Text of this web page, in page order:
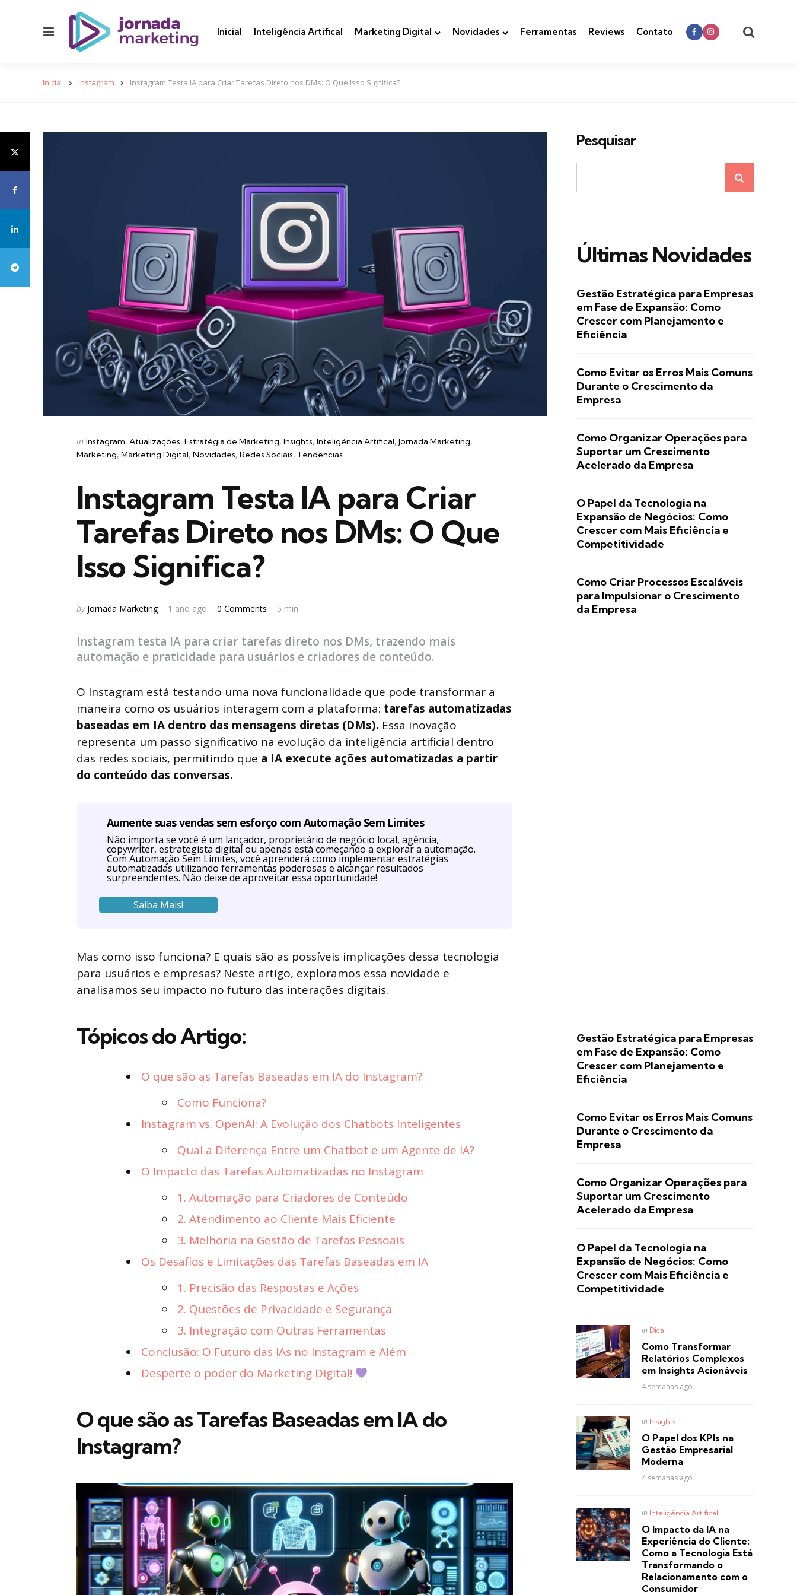
Inicial Inteligência Artifical Marketing Digital Novidades Ferramentas Reviews Contato
Inicial Instagram Instagram Testa IA para Criar Tarefas Direto nos DMs: O Que Isso Significa?
Categories
Posted
in
in Instagram Atualizações Estratégia de Marketing Insights Inteligência Artifical Jornada Marketing
Marketing Marketing Digital Novidades Redes Sociais Tendências
Instagram Testa IA para Criar
Tarefas Direto nos DMs: O Que
Isso Significa?
Posted
by Jornada Marketing 1 ano ago 0 Comments 5 min
Instagram testa IA para criar tarefas direto nos DMs, trazendo mais
automação e praticidade para usuários e criadores de conteúdo.
O Instagram está testando uma nova funcionalidade que pode transformar a
maneira como os usuários interagem com a plataforma: tarefas automatizadas
baseadas em IA dentro das mensagens diretas (DMs). Essa inovação
representa um passo significativo na evolução da inteligência artificial dentro
das redes sociais, permitindo que a IA execute ações automatizadas a partir
do conteúdo das conversas.
Aumente suas vendas sem esforço com Automação Sem Limites
Não importa se você é um lançador, proprietário de negócio local, agência,
copywriter, estrategista digital ou apenas está começando a explorar a automação.
Com Automação Sem Limites, você aprenderá como implementar estratégias
automatizadas utilizando ferramentas poderosas e alcançar resultados
surpreendentes. Não deixe de aproveitar essa oportunidade!
Saiba Mais!
Mas como isso funciona? E quais são as possíveis implicações dessa tecnologia
para usuários e empresas? Neste artigo, exploramos essa novidade e
analisamos seu impacto no futuro das interações digitais.
Tópicos do Artigo:
O que são as Tarefas Baseadas em IA do Instagram?
Como Funciona?
Instagram vs. OpenAI: A Evolução dos Chatbots Inteligentes
Qual a Diferença Entre um Chatbot e um Agente de IA?
O Impacto das Tarefas Automatizadas no Instagram
1. Automação para Criadores de Conteúdo
2. Atendimento ao Cliente Mais Eficiente
3. Melhoria na Gestão de Tarefas Pessoais
Os Desafios e Limitações das Tarefas Baseadas em IA
1. Precisão das Respostas e Ações
2. Questões de Privacidade e Segurança
3. Integração com Outras Ferramentas
Conclusão: O Futuro das IAs no Instagram e Além
Desperte o poder do Marketing Digital!
O que são as Tarefas Baseadas em IA do
Instagram?
Pesquisar
Últimas Novidades
Gestão Estratégica para Empresas
em Fase de Expansão: Como
Crescer com Planejamento e
Eficiência
Como Evitar os Erros Mais Comuns
Durante o Crescimento da
Empresa
Como Organizar Operações para
Suportar um Crescimento
Acelerado da Empresa
O Papel da Tecnologia na
Expansão de Negócios: Como
Crescer com Mais Eficiência e
Competitividade
Como Criar Processos Escaláveis
para Impulsionar o Crescimento
da Empresa
Gestão Estratégica para Empresas
em Fase de Expansão: Como
Crescer com Planejamento e
Eficiência
Como Evitar os Erros Mais Comuns
Durante o Crescimento da
Empresa
Como Organizar Operações para
Suportar um Crescimento
Acelerado da Empresa
O Papel da Tecnologia na
Expansão de Negócios: Como
Crescer com Mais Eficiência e
Competitividade
Posted
in Dica
Como Transformar
Relatórios Complexos
em Insights Acionáveis
4 semanas ago
Posted
in Insights
O Papel dos KPIs na
Gestão Empresarial
Moderna
4 semanas ago
Posted
in Inteligência Artifical
O Impacto da IA na
Experiência do Cliente:
Como a Tecnologia Está
Transformando o
Relacionamento com o
Consumidor